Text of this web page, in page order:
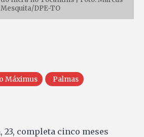
Mesquita/DPE-TO
Máximus
Palmas
completa cinco meses